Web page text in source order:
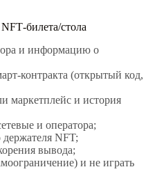
стола
и информацию о
(открытый код,
маркетплейс и история
и оператора;
NFT;
вывода;
и не играть